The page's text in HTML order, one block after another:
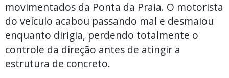
movimentados da Ponta da Praia. O motorista
do veículo acabou passando mal e desmaiou
enquanto dirigia, perdendo totalmente o
controle da direção antes de atingir a
estrutura de concreto.